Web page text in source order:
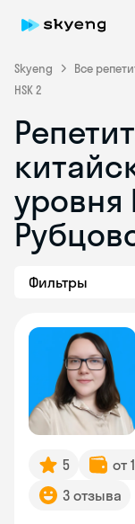
Skyeng Все
HSK 2
уровня
Фильтры
5 от
3 отзыва
Skyeng Chat
online